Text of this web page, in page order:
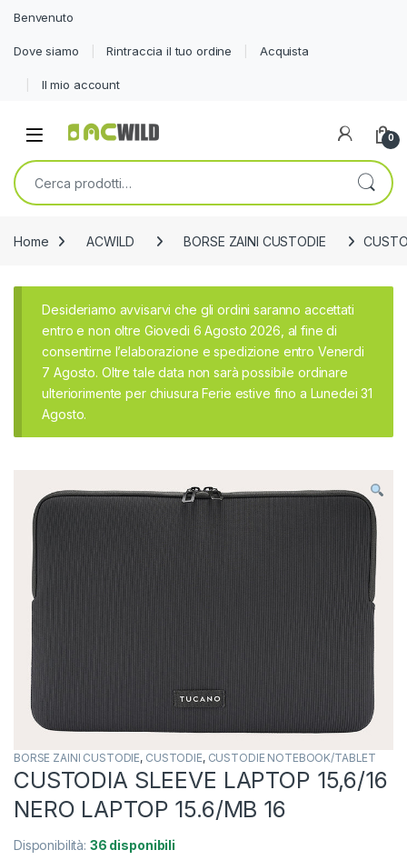
Benvenuto
Dove siamo Rintraccia il tuo ordine Acquista
Il mio account
0
Cerca:
Home ACWILD BORSE ZAINI CUSTODIE
Desideriamo avvisarvi che gli ordini saranno accettati
entro e non oltre Giovedi 6 Agosto 2026, al fine di
consentirne l’elaborazione e spedizione entro Venerdi
7 Agosto. Oltre tale data non sarà possibile ordinare
ulteriorimente per chiusura Ferie estive fino a Lunedei 31
Agosto.
BORSE ZAINI CUSTODIE, CUSTODIE, CUSTODIE NOTEBOOK/TABLET
CUSTODIA SLEEVE LAPTOP 15,6/16
NERO LAPTOP 15.6/MB 16
Disponibilità: 36 disponibili